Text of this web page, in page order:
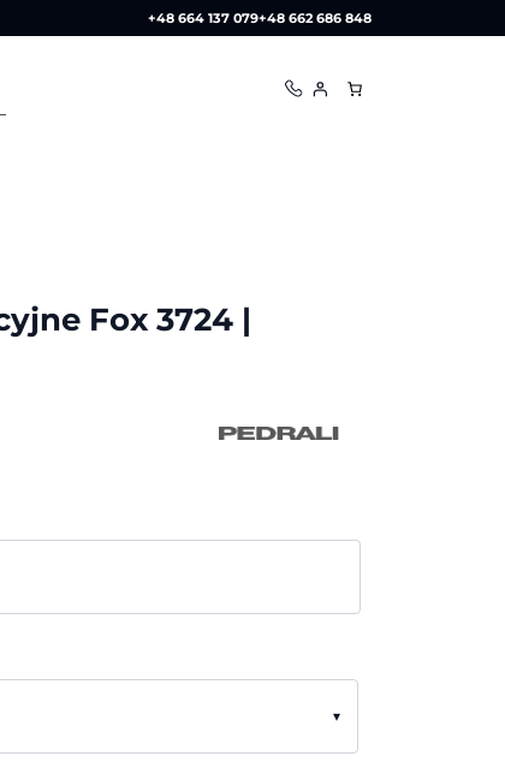
+48 664 137 079+48 662 686 848
Fox 3724 |
▾